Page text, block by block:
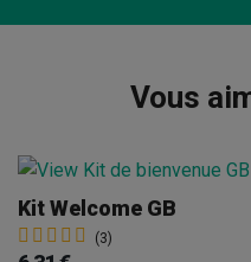
Vous
Kit Welcome GB
(3)